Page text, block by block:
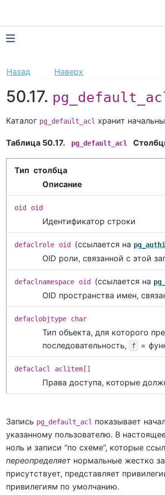
Назад Наверх
50.17.
Каталог pg_default_acl хранит
Таблица 50.17. pg_default_acl
Тип столбца
Описание
oid oid
Идентификатор строки
defaclrole oid (ссылается на
OID роли, связанной с этой
defaclnamespace oid (ссылается на
OID пространства имен,
defaclobjtype char
Тип объекта, для которого
последовательность,
f =
defaclacl aclitem[]
Права доступа, которые
Запись pg_default_acl показывает
указанному пользователю. В
ноль и записи “по схеме”, которые
переопределяет нормальные жестко
присутствует, представляет
привилегиям по умолчанию.